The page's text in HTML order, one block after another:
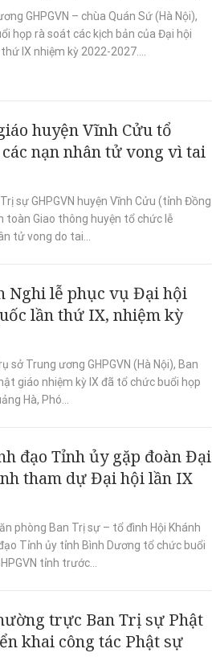
GHPGVN – chùa Quán Sứ (Hà Nội),
họp rà soát các kịch bản của Đại hội
IX nhiệm kỳ 2022-2027....
huyện Vĩnh Cửu tổ
nạn nhân tử vong vì tai
sự GHPGVN huyện Vĩnh Cửu (tỉnh Đồng
toàn Giao thông huyện tổ chức lễ
tử vong do tai...
Nghi lễ phục vụ Đại hội
lần thứ IX, nhiệm kỳ
sở Trung ương GHPGVN (Hà Nội), Ban
giáo nhiệm kỳ IX đã tổ chức buổi họp
Hà, Phó...
đạo Tỉnh ủy gặp đoàn Đại
tham dự Đại hội lần IX
phòng Ban Trị sự – tổ đình Hội Khánh
Tỉnh ủy tỉnh Bình Dương tổ chức buổi
tỉnh trước...
trực Ban Trị sự Phật
khai công tác Phật sự